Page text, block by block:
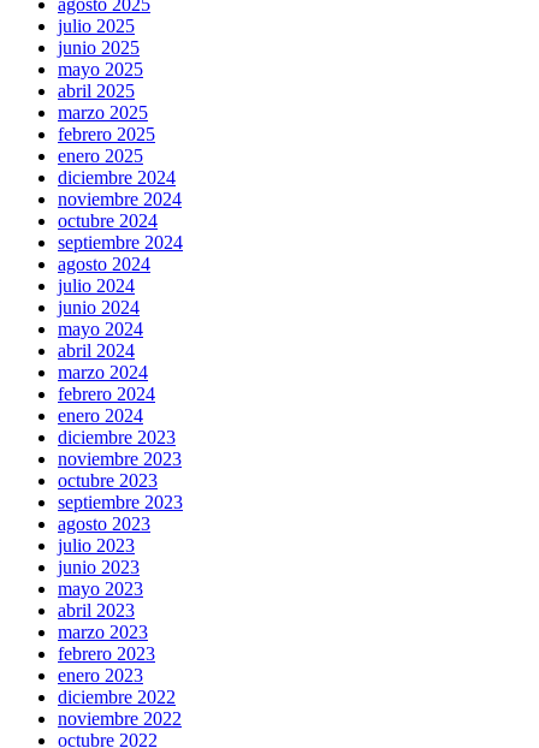
agosto 2025
julio 2025
junio 2025
mayo 2025
abril 2025
marzo 2025
febrero 2025
enero 2025
diciembre 2024
noviembre 2024
octubre 2024
septiembre 2024
agosto 2024
julio 2024
junio 2024
mayo 2024
abril 2024
marzo 2024
febrero 2024
enero 2024
diciembre 2023
noviembre 2023
octubre 2023
septiembre 2023
agosto 2023
julio 2023
junio 2023
mayo 2023
abril 2023
marzo 2023
febrero 2023
enero 2023
diciembre 2022
noviembre 2022
octubre 2022